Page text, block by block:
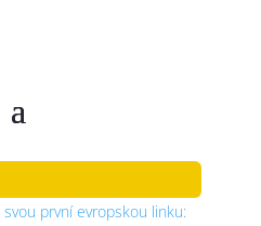
první evropskou linku: